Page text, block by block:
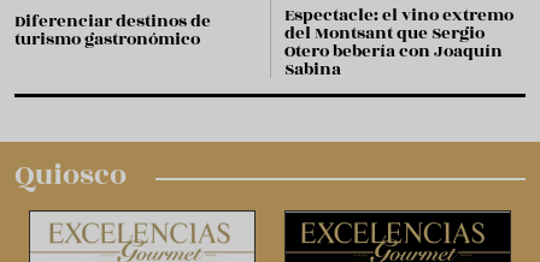
Diferenciar destinos de
turismo gastronómico
Espectacle: el vino extremo
del Montsant que Sergio
Otero bebería con Joaquín
Sabina
Quiosco